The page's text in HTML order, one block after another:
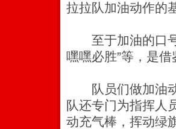
拉拉队加油动作的
至于加油的口号
嘿嘿必胜”等，是
队员们做加油动
队还专门为指挥人
动充气棒，挥动绿